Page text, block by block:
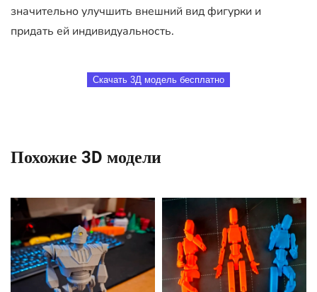
значительно улучшить внешний вид фигурки и
придать ей индивидуальность.
Скачать 3Д модель бесплатно
Похожие 3D модели